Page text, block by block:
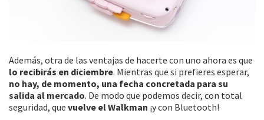
Además, otra de las ventajas de hacerte con uno ahora es que
lo recibirás en diciembre. Mientras que si prefieres esperar,
no hay, de momento, una fecha concretada para su
salida al mercado. De modo que podemos decir, con total
seguridad, que vuelve el Walkman ¡y con Bluetooth!